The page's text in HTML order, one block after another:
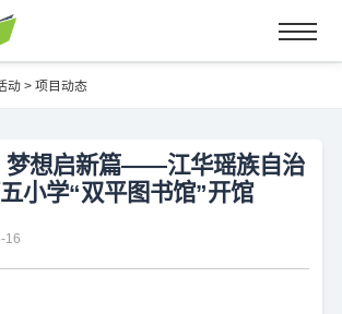
动> 项目动态
梦想启新篇——江华瑶族自治
小学“双平图书馆”开馆
16